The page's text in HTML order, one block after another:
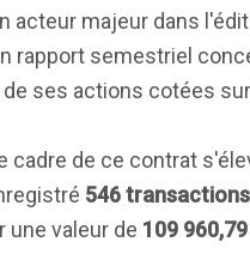
acteur majeur dans
rapport semestriel
ses actions cotées
cadre de ce contrat
546
une valeur de 109